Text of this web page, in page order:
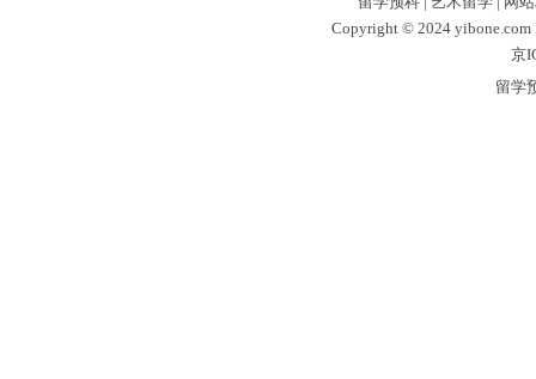
Copyright © 2024 yibone.com
京
留学